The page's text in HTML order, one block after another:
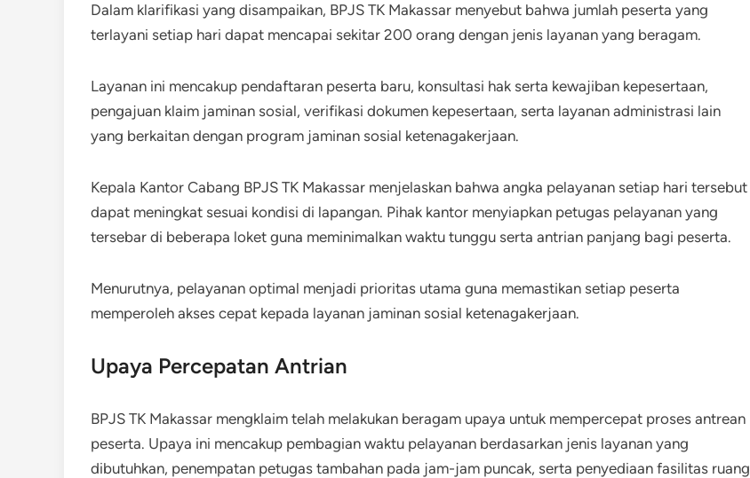
Dalam klarifikasi yang disampaikan, BPJS TK Makassar menyebut bahwa jumlah peserta yang
terlayani setiap hari dapat mencapai sekitar 200 orang dengan jenis layanan yang beragam.
Layanan ini mencakup pendaftaran peserta baru, konsultasi hak serta kewajiban kepesertaan,
pengajuan klaim jaminan sosial, verifikasi dokumen kepesertaan, serta layanan administrasi lain
yang berkaitan dengan program jaminan sosial ketenagakerjaan.
Kepala Kantor Cabang BPJS TK Makassar menjelaskan bahwa angka pelayanan setiap hari tersebut
dapat meningkat sesuai kondisi di lapangan. Pihak kantor menyiapkan petugas pelayanan yang
tersebar di beberapa loket guna meminimalkan waktu tunggu serta antrian panjang bagi peserta.
Menurutnya, pelayanan optimal menjadi prioritas utama guna memastikan setiap peserta
memperoleh akses cepat kepada layanan jaminan sosial ketenagakerjaan.
Upaya Percepatan Antrian
BPJS TK Makassar mengklaim telah melakukan beragam upaya untuk mempercepat proses antrean
peserta. Upaya ini mencakup pembagian waktu pelayanan berdasarkan jenis layanan yang
dibutuhkan, penempatan petugas tambahan pada jam-jam puncak, serta penyediaan fasilitas ruang